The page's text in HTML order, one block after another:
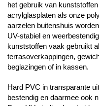
het gebruik van
acrylglasplaten als onze
aarzelen buitenshuis
UV-stabiel en
kunststoffen vaak gebruikt
terrasoverkappingen,
beglazingen of in kassen.
Hard PVC in transparante
bestendig en daarmee ook